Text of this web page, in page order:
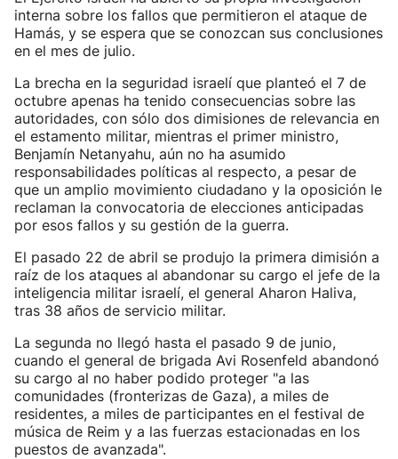
interna sobre los fallos que permitieron el ataque de
Hamás, y se espera que se conozcan sus conclusiones
en el mes de julio.
La brecha en la seguridad israelí que planteó el 7 de
octubre apenas ha tenido consecuencias sobre las
autoridades, con sólo dos dimisiones de relevancia en
el estamento militar, mientras el primer ministro,
Benjamín Netanyahu, aún no ha asumido
responsabilidades políticas al respecto, a pesar de
que un amplio movimiento ciudadano y la oposición le
reclaman la convocatoria de elecciones anticipadas
por esos fallos y su gestión de la guerra.
El pasado 22 de abril se produjo la primera dimisión a
raíz de los ataques al abandonar su cargo el jefe de la
inteligencia militar israelí, el general Aharon Haliva,
tras 38 años de servicio militar.
La segunda no llegó hasta el pasado 9 de junio,
cuando el general de brigada Avi Rosenfeld abandonó
su cargo al no haber podido proteger "a las
comunidades (fronterizas de Gaza), a miles de
residentes, a miles de participantes en el festival de
música de Reim y a las fuerzas estacionadas en los
puestos de avanzada".